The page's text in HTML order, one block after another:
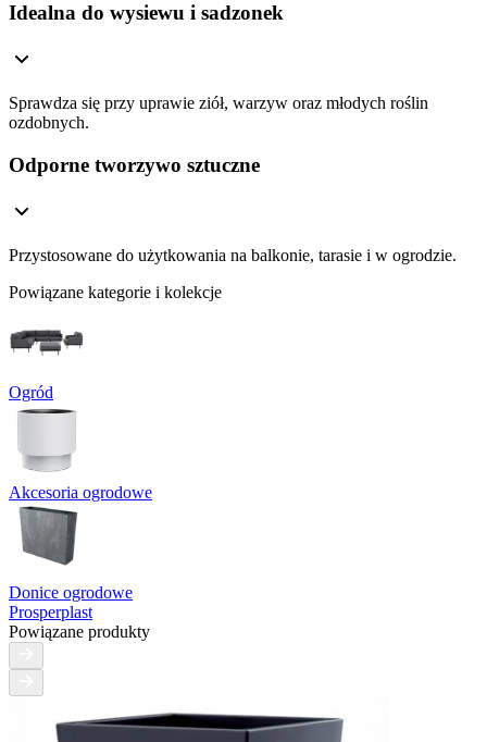
Idealna do wysiewu i sadzonek
Sprawdza się przy uprawie ziół, warzyw oraz młodych roślin
ozdobnych.
Odporne tworzywo sztuczne
Przystosowane do użytkowania na balkonie, tarasie i w ogrodzie.
Powiązane kategorie i kolekcje
Ogród
Akcesoria ogrodowe
Donice ogrodowe
Prosperplast
Powiązane produkty